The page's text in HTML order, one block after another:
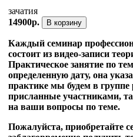
зачатия
14900р.
В корзину
Каждый семинар
состоит из видео-записи
Практическое занятие по
определенную дату, она
практике мы будем в
присланные участниками,
на ваши вопросы по теме.
Пожалуйста, приобретайте